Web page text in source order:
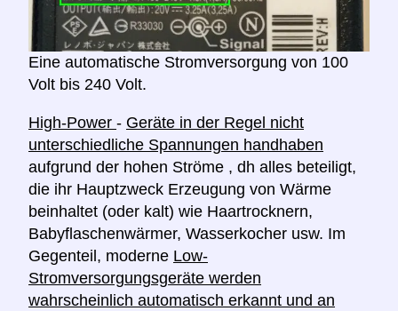
Eine automatische Stromversorgung von 100
Volt bis 240 Volt.
High-Power - Geräte in der Regel nicht
unterschiedliche Spannungen handhaben
aufgrund der hohen Ströme , dh alles beteiligt,
die ihr Hauptzweck Erzeugung von Wärme
beinhaltet (oder kalt) wie Haartrocknern,
Babyflaschenwärmer, Wasserkocher usw. Im
Gegenteil, moderne Low-
Stromversorgungsgeräte werden
wahrscheinlich automatisch erkannt und an